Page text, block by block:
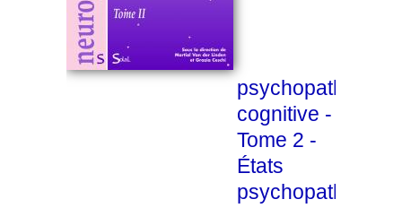
psychopathologie
cognitive -
Tome 2 -
États